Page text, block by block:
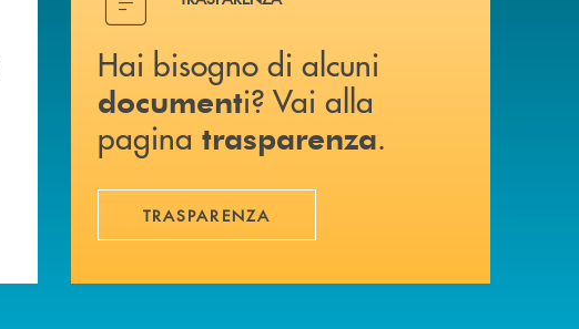
Hai bisogno di alcuni
documenti? Vai alla
pagina trasparenza.
TRASPARENZA